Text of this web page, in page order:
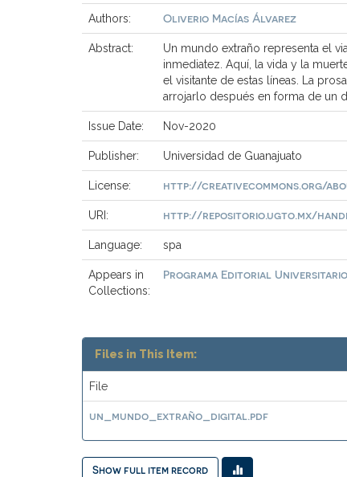
Authors: Oliverio Macías Álvarez
Abstract:
Un mundo extraño representa el
inmediatez. Aquí, la vida y la
el visitante de estas líneas. La
arrojarlo después en forma de un
Issue Date: Nov-2020
Publisher: Universidad de Guanajuato
License: http://creativecommons.org/
URI: http://repositorio.ugto.mx/handle/
Language: spa
Appears in
Collections:
Programa Editorial
Files in This Item:
File
un_mundo_extraño_digital.pdf
Show full item record